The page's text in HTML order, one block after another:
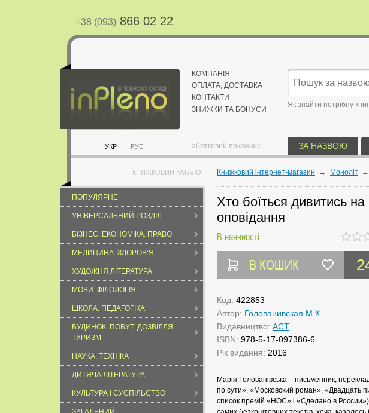
+38 (093) 866 02 22
УКР РУС
КОМПАНІЯ
ОПЛАТА, ДОСТАВКА
КОНТАКТИ
ЗНИЖКИ ТА БОНУСИ
Як знайти потрібну
абетковий покажчик: ЗА НАЗВОЮ
КНИЖКОВИЙ КАТАЛОГ
ПОПУЛЯРНЕ
УНІВЕРСАЛЬНИЙ РОЗДІЛ
БІЗНЕС. ЕКОНОМІКА. ПРАВО
МЕДИЦИНА. ЗДОРОВ’Я
ХУДОЖНЯ ЛІТЕРАТУРА
МОВИ. ФІЛОЛОГІЯ
ШКОЛА. ПЕДАГОГІКА
БУДИНОК. ПОБУТ. ДОЗВІЛЛЯ.
ТУРИЗМ
НАУКА. ТЕХНІКА
ДИТЯЧА ЛІТЕРАТУРА
КУЛЬТУРА І СУСПІЛЬСТВО
Книжковий інтернет-магазин → Моноліт →
Хто боїться дивитись
оповідання
В наявності
В КОШИК
Код: 422853
Автор: Голованивская М.К.
Видавництво: АСТ
ISBN: 978-5-17-097386-6
Рік видання: 2016
Марія Голованівська – письменник,
по сути», «Московский роман», «Двадцать
список премій «НОС» і «Сделано в